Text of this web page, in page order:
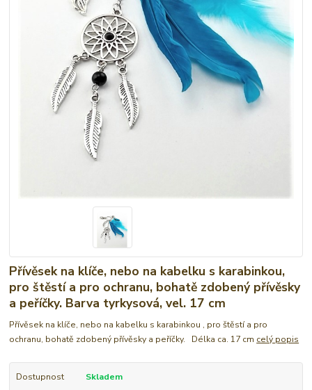
Přívěsek na klíče, nebo na kabelku s karabinkou,
pro štěstí a pro ochranu, bohatě zdobený přívěsky
a peříčky. Barva tyrkysová, vel. 17 cm
Přívěsek na klíče, nebo na kabelku s karabinkou , pro štěstí a pro
ochranu, bohatě zdobený přívěsky a peříčky. Délka ca. 17 cm celý popis
Dostupnost Skladem